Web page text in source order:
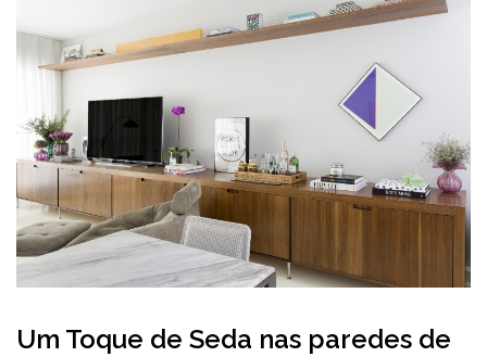
Um Toque de Seda nas paredes de